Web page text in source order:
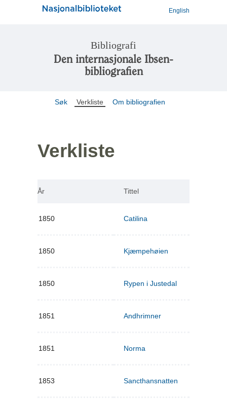
English
Bibliografi
Den internasjonale Ibsen-
bibliografien
Søk Verkliste Om bibliografien
Verkliste
År Tittel
1850 Catilina
1850 Kjæmpehøien
1850 Rypen i Justedal
1851 Andhrimner
1851 Norma
1853 Sancthansnatten